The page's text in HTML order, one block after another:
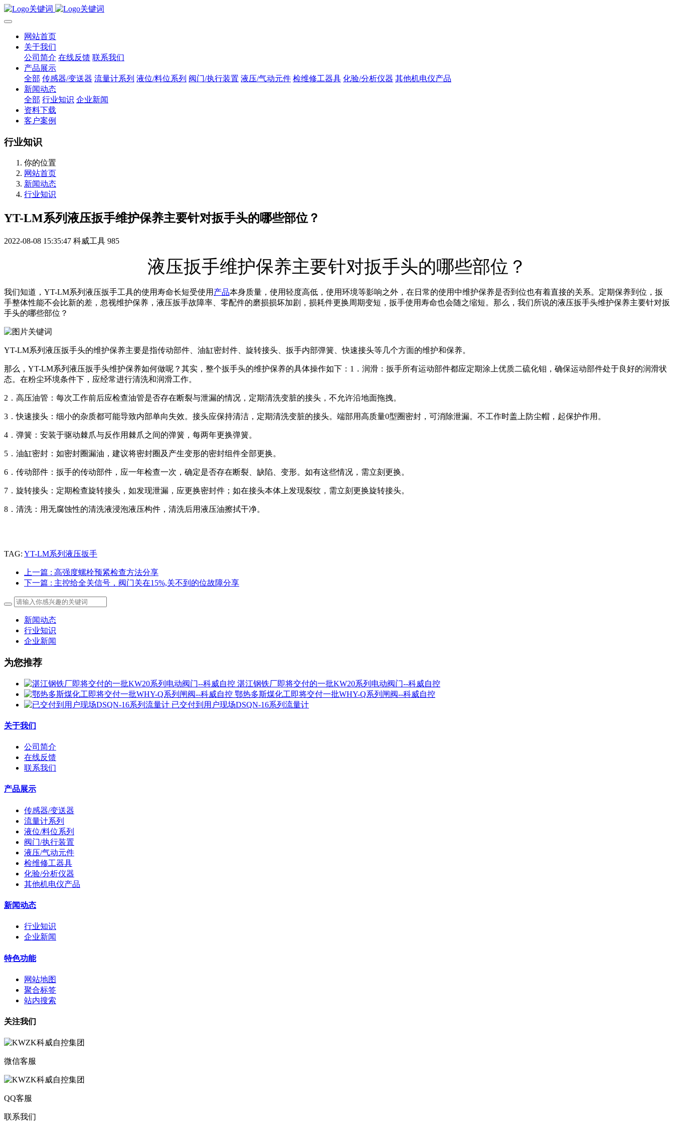
网站首页
关于我们
公司简介 在线反馈 联系我们
产品展示
全部 传感器/变送器 流量计系列 液位/料位系列 阀门/执行装置 液压/气动元件 检维修工器具 化验/分析仪器 其他机电仪产品
新闻动态
全部 行业知识 企业新闻
资料下载
客户案例
行业知识
你的位置
网站首页
新闻动态
行业知识
YT-LM系列液压扳手维护保养主要针对扳手头的哪些部位？
2022-08-08 15:35:47 科威工具 985
液压扳手维护保养主要针对扳手头的哪些部位？
我们知道，YT-LM系列液压扳手工具的使用寿命长短受使用 产品本身质量，使用轻度高低，使用环境等影响之外，在日常的使用中维护保养是否到位也有着直接的关系。定期保养到位，扳
手整体性能不会比新的差，忽视维护保养，液压扳手故障率、零配件的磨损损坏加剧，损耗件更换周期变短，扳手使用寿命也会随之缩短。那么，我们所说的液压扳手头维护保养主要针对扳
手头的哪些部位？
YT-LM系列液压扳手头的维护保养主要是指传动部件、油缸密封件、旋转接头、扳手内部弹簧、快速接头等几个方面的维护和保养。
那么，YT-LM系列液压扳手头维护保养如何做呢？其实，整个扳手头的维护保养的具体操作如下：1．润滑：扳手所有运动部件都应定期涂上优质二硫化钼，确保运动部件处于良好的润滑状
态。在粉尘环境条件下，应经常进行清洗和润滑工作。
2．高压油管：每次工作前后应检查油管是否存在断裂与泄漏的情况，定期清洗变脏的接头，不允许沿地面拖拽。
3．快速接头：细小的杂质都可能导致内部单向失效。接头应保持清洁，定期清洗变脏的接头。端部用高质量0型圈密封，可消除泄漏。不工作时盖上防尘帽，起保护作用。
4．弹簧：安装于驱动棘爪与反作用棘爪之间的弹簧，每两年更换弹簧。
5．油缸密封：如密封圈漏油，建议将密封圈及产生变形的密封组件全部更换。
6．传动部件：扳手的传动部件，应一年检查一次，确定是否存在断裂、缺陷、变形。如有这些情况，需立刻更换。
7．旋转接头：定期检查旋转接头，如发现泄漏，应更换密封件；如在接头本体上发现裂纹，需立刻更换旋转接头。
8．清洗：用无腐蚀性的清洗液浸泡液压构件，清洗后用液压油擦拭干净。
TAG: YT-LM系列液压扳手
上一篇 : 高强度螺栓预紧检查方法分享
下一篇 : 主控给全关信号，阀门关在15%,关不到的位故障分享
新闻动态
行业知识
企业新闻
为您推荐
湛江钢铁厂即将交付的一批KW20系列电动阀门--科威自控
鄂热多斯煤化工即将交付一批WHY-Q系列闸阀--科威自控
已交付到用户现场DSQN-16系列流量计
关于我们
公司简介
在线反馈
联系我们
产品展示
传感器/变送器
流量计系列
液位/料位系列
阀门/执行装置
液压/气动元件
检维修工器具
化验/分析仪器
其他机电仪产品
新闻动态
行业知识
企业新闻
特色功能
网站地图
聚合标签
站内搜索
关注我们
微信客服
QQ客服
联系我们